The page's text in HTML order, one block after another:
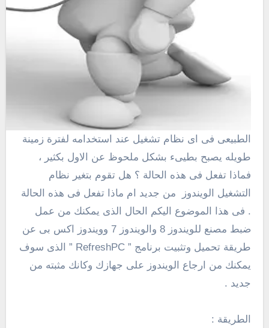
طويله يصبح بطيىء بشكل ملحوظ عن الاول بكثير ،
فماذا تفعل فى هذه الحالة ؟ هل تقوم بتغير نظام
التشغيل الويندوز من جديد ام ماذا تفعل فى هذه الحالة
. فى هذا الموضوع اليكم الحال الذى يمكنك من عمل
ضبط مصنع للويندوز 8 والويندوز 7 وويندوز اكس بى عن
طريقة تحميل وتثبيت برنامج ” RefreshPC ” الذى سوف
يمكنك من ارجاع الويندوز على جهازك وكانك مثبته من
جديد .
الطريقة :